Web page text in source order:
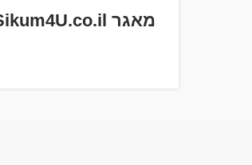
מאגר Sikum4U.co.il